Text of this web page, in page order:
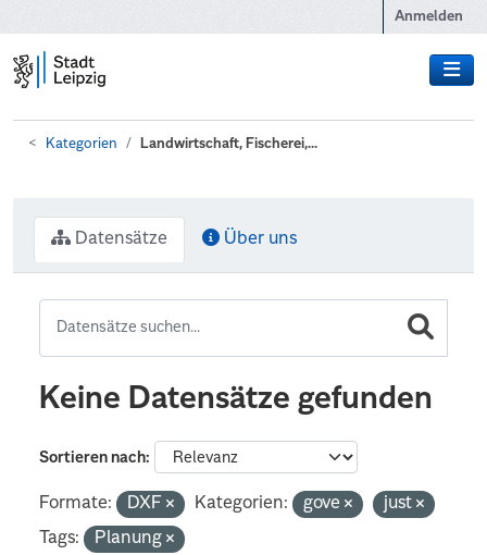
Anmelden
Kategorien Landwirtschaft, Fischerei,...
Datensätze Über uns
Keine Datensätze gefunden
Sortieren nach
Formate: DXF Kategorien: gove
just
Tags:
Planung